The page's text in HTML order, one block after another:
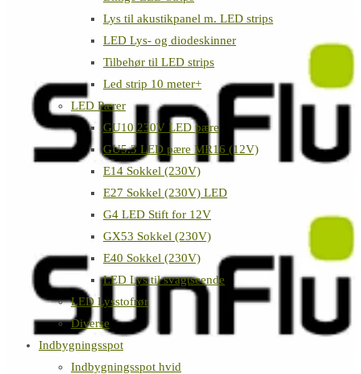
Lys til akustikpanel m. LED strips
LED Lys- og diodeskinner
Tilbehør til LED strips
Led strip 10 meter+
LED Pærer
GU10 230V LED pære
GU5.3 LED pære MR16 (12V)
E14 Sokkel (230V)
E27 Sokkel (230V) LED
G4 LED Stift for 12V
GX53 Sokkel (230V)
E40 Sokkel (230V)
LED Lys til svagtseende
LED Lysstofrør
Diverse
Indbygningsspot
Indbygningsspot hvid